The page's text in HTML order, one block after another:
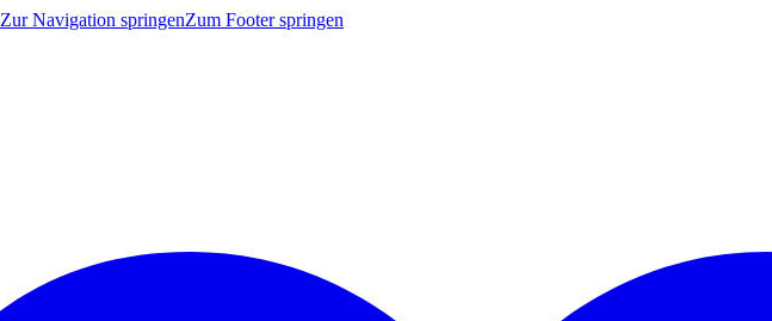
Zur Navigation springenZum Footer springen